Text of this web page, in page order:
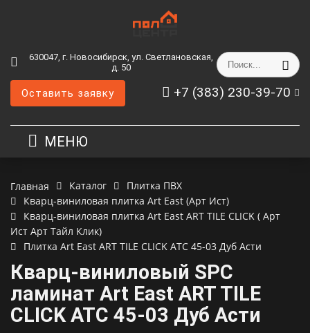
630047, г. Новосибирск, ул. Светлановская,
д. 50
+7 (383) 230-39-70
Оставить заявку
МЕНЮ
Главная Каталог
Плитка ПВХ
Кварц-виниловая плитка Art East (Арт Ист)
Кварц-виниловая плитка Art East ART TILE CLICK ( Арт
Ист Арт Тайл Клик)
Плитка Art East ART TILE CLICK ATC 45-03 Дуб Асти
Кварц-виниловый SPC
ламинат Art East ART TILE
CLICK ATC 45-03 Дуб Асти